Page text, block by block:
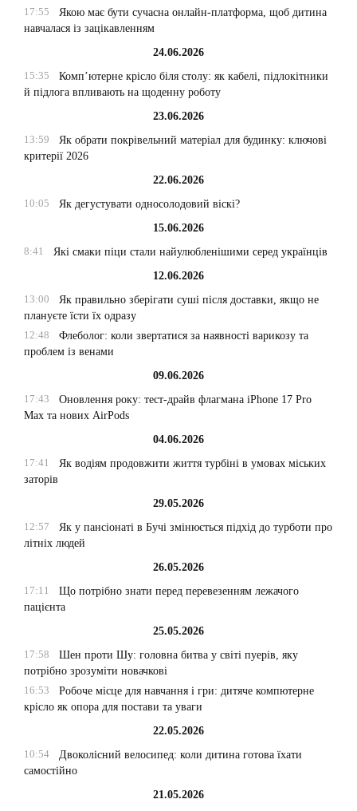
17:55
Якою має бути сучасна онлайн-платформа, щоб дитина
навчалася із зацікавленням
24.06.2026
15:35
Комп’ютерне крісло біля столу: як кабелі, підлокітники
й підлога впливають на щоденну роботу
23.06.2026
13:59
Як обрати покрівельний матеріал для будинку: ключові
критерії 2026
22.06.2026
10:05
Як дегустувати односолодовий віскі?
15.06.2026
8:41
Які смаки піци стали найулюбленішими серед українців
12.06.2026
13:00
Як правильно зберігати суші після доставки, якщо не
плануєте їсти їх одразу
12:48
Флеболог: коли звертатися за наявності варикозу та
проблем із венами
09.06.2026
17:43
Оновлення року: тест-драйв флагмана iPhone 17 Pro
Max та нових AirPods
04.06.2026
17:41
Як водіям продовжити життя турбіні в умовах міських
заторів
29.05.2026
12:57
Як у пансіонаті в Бучі змінюється підхід до турботи про
літніх людей
26.05.2026
17:11
Що потрібно знати перед перевезенням лежачого
пацієнта
25.05.2026
17:58
Шен проти Шу: головна битва у світі пуерів, яку
потрібно зрозуміти новачкові
16:53
Робоче місце для навчання і гри: дитяче компютерне
крісло як опора для постави та уваги
22.05.2026
10:54
Двоколісний велосипед: коли дитина готова їхати
самостійно
21.05.2026